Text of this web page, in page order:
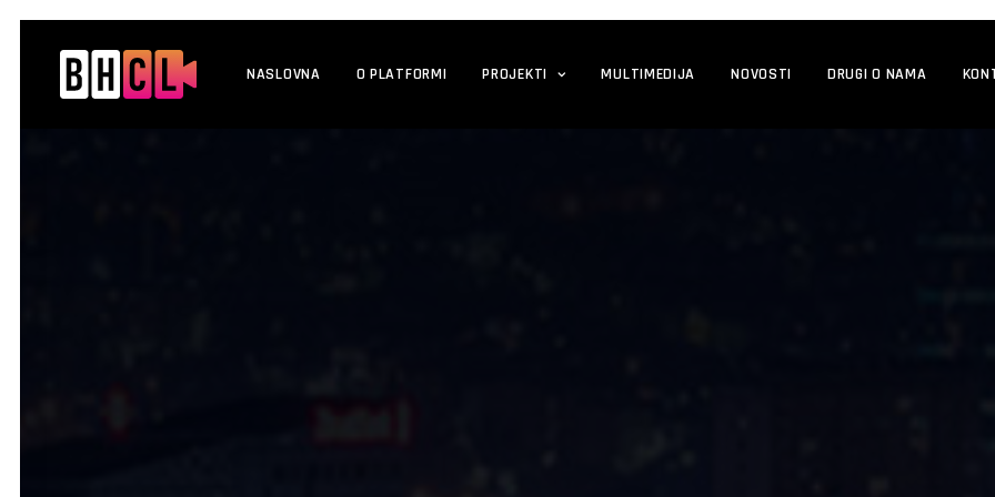
NASLOVNA O PLATFORMI PROJEKTI MULTIMEDIJA NOVOSTI DRUGI O NAMA